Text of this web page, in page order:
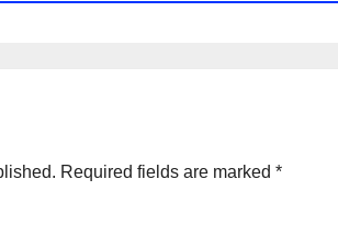
Required fields are marked *